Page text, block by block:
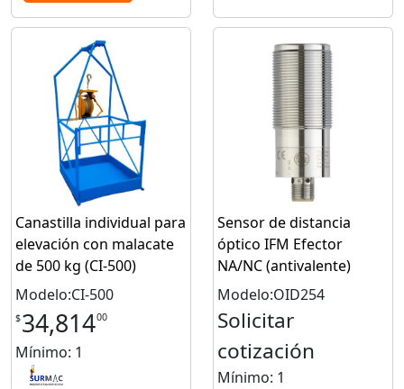
Canastilla individual para
elevación con malacate
de 500 kg (CI-500)
Modelo:CI-500
$34,81400
Mínimo: 1
Sensor de distancia
óptico IFM Efector
NA/NC (antivalente)
Modelo:OID254
Solicitar
cotización
Mínimo: 1